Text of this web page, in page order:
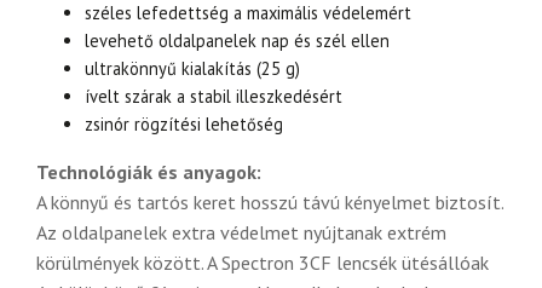
széles lefedettség a maximális védelemért
levehető oldalpanelek nap és szél ellen
ultrakönnyű kialakítás (25 g)
ívelt szárak a stabil illeszkedésért
zsinór rögzítési lehetőség
Technológiák és anyagok:
A könnyű és tartós keret hosszú távú kényelmet biztosít.
Az oldalpanelek extra védelmet nyújtanak extrém
körülmények között. A Spectron 3CF lencsék ütésállóak